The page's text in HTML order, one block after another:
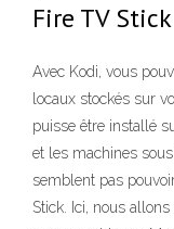
Fire TV Stick
Avec Kodi, vous
locaux stockés sur
puisse être installé
et les machines
semblent pas
Stick. Ici, nous